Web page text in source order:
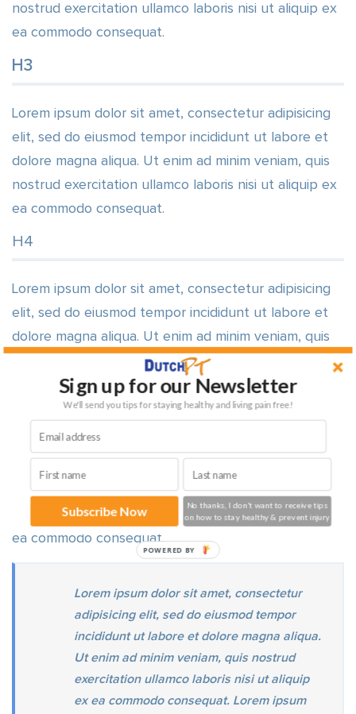
nostrud exercitation ullamco laboris nisi ut aliquip ex
ea commodo consequat.
H3
Lorem ipsum dolor sit amet, consectetur adipisicing
elit, sed do eiusmod tempor incididunt ut labore et
dolore magna aliqua. Ut enim ad minim veniam, quis
nostrud exercitation ullamco laboris nisi ut aliquip ex
ea commodo consequat.
H4
Lorem ipsum dolor sit amet, consectetur adipisicing
elit, sed do eiusmod tempor incididunt ut labore et
dolore magna aliqua. Ut enim ad minim veniam, quis
nostrud exercitation ullamco laboris nisi ut aliquip ex
ea commodo consequat.
Lorem ipsum dolor sit amet, consectetur adipisicing
dolore magna aliqua. Ut enim ad minim veniam, quis
nostrud exercitation ullamco laboris nisi ut aliquip ex
ea commodo consequat.
Lorem ipsum dolor sit amet, consectetur
adipisicing elit, sed do eiusmod tempor
incididunt ut labore et dolore magna aliqua.
Ut enim ad minim veniam, quis nostrud
exercitation ullamco laboris nisi ut aliquip
ex ea commodo consequat. Lorem ipsum
Sign up for our Newsletter
We'll send you tips for staying healthy and living pain free!
No thanks, I don't want to receive tips
on how to stay healthy & prevent injury
Subscribe Now
POWERED BY